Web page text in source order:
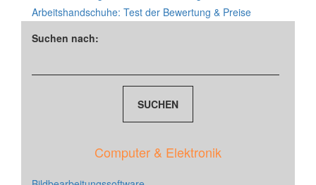
Arbeitshandschuhe: Test der Bewertung & Preise
Suchen nach:
Computer & Elektronik